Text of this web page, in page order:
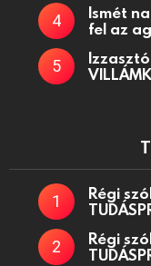
Ismét
fel az
Régi
Régi